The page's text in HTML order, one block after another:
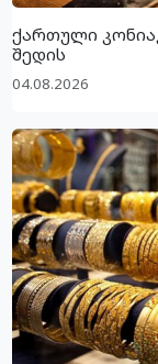
ქართული
შედის
04.08.2026